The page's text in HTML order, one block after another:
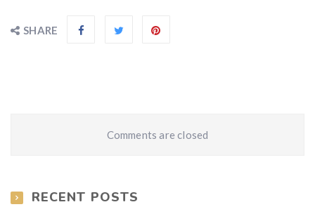
SHARE
Comments are closed
RECENT POSTS